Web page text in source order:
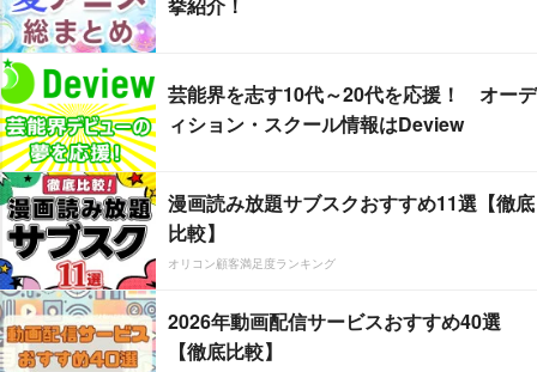
芸能界を志す10代～20代を応援！ オーデ
ィション・スクール情報はDeview
漫画読み放題サブスクおすすめ11選【徹底
比較】
オリコン顧客満足度ランキング
2026年動画配信サービスおすすめ40選
【徹底比較】